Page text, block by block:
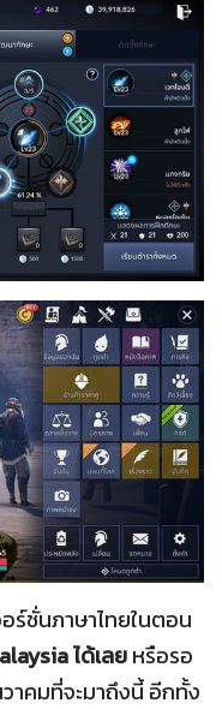
ร์ชั่นภาษาไทยในตอน
ได้เลยหรือรอ
วาคมที่จะมาถึงนี้ อีกทั้ง